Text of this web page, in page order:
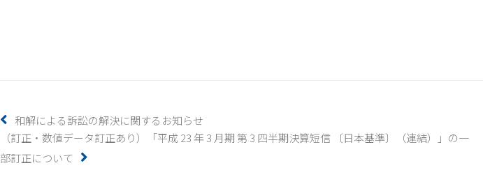
和解による訴訟の解決に関するお知らせ
（訂正・数値データ訂正あり）「平成 23 年 3 月期 第 3 四半期決算短信 〔日本基準〕（連結）」の一
部訂正について